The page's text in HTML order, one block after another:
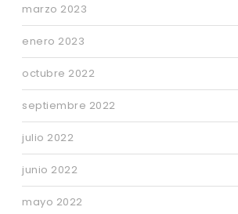
marzo 2023
enero 2023
octubre 2022
septiembre 2022
julio 2022
junio 2022
mayo 2022